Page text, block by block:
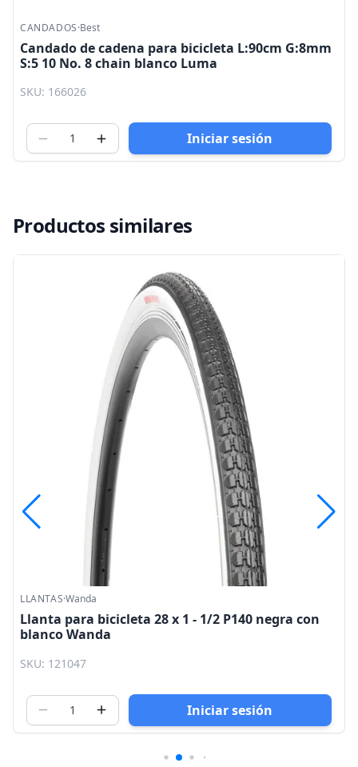
CANDADOS·Best
Candado de cadena para bicicleta L:90cm G:8mm
S:5 10 No. 8 chain blanco Luma
SKU: 166026
Iniciar sesión
Productos similares
LLANTAS·Wanda
Llanta para bicicleta 28 x 1 - 1/2 P140 negra con
blanco Wanda
SKU: 121047
Iniciar sesión